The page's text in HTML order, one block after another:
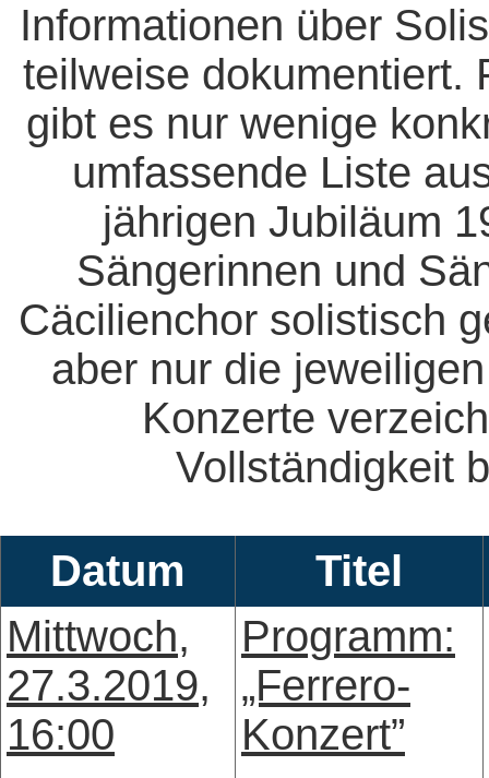
Informationen über
teilweise dokumentiert.
gibt es nur wenige
umfassende Liste
jährigen Jubiläum
Sängerinnen und
Cäcilienchor solistisch
aber nur die
Konzerte
Vollständigkeit
Datum
Titel
Mittwoch,
27.3.2019,
16:00
Programm:
„Ferrero-
Konzert”